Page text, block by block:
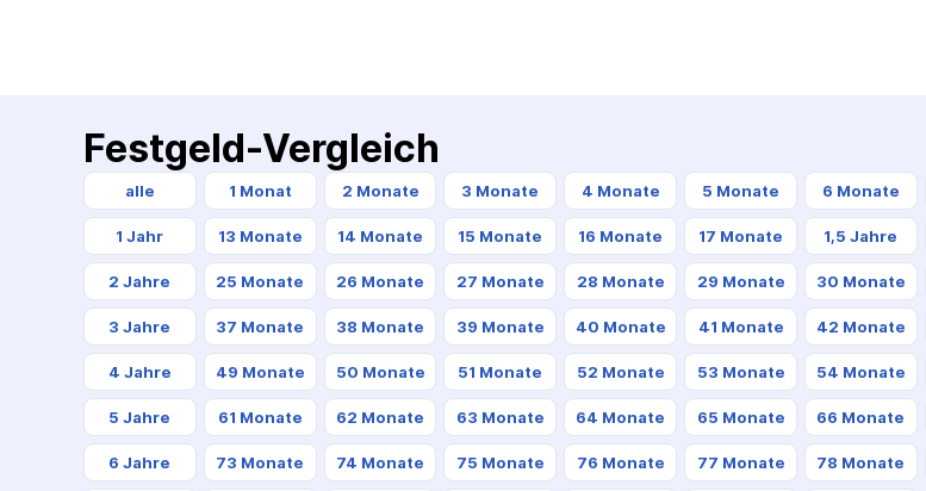
Festgeld-Vergleich
alle 1 Monat 2 Monate 3 Monate 4 Monate 5 Monate 6 Monate
1 Jahr 13 Monate 14 Monate 15 Monate 16 Monate 17 Monate 1,5 Jahre
2 Jahre 25 Monate 26 Monate 27 Monate 28 Monate 29 Monate 30 Monate
3 Jahre 37 Monate 38 Monate 39 Monate 40 Monate 41 Monate 42 Monate
4 Jahre 49 Monate 50 Monate 51 Monate 52 Monate 53 Monate 54 Monate
5 Jahre 61 Monate 62 Monate 63 Monate 64 Monate 65 Monate 66 Monate
6 Jahre 73 Monate 74 Monate 75 Monate 76 Monate 77 Monate 78 Monate